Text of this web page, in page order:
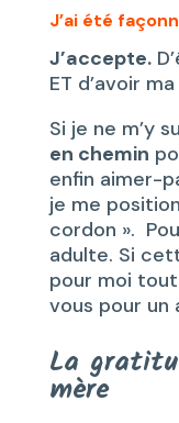
J’ai été
J’accepte.
ET d’avoir
Si je ne m’y
en chemin
enfin aimer-
je me
cordon ».
adulte. Si
pour moi
vous pour un
La
mère